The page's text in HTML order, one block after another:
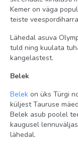
lastebassein:
lapsehoidja
juuksur
spaa-keskus
keemiline puhastus
Kemer on väga
teiste
Lähedal asuva
tuld ning kuulata
kangelastest.
Belek
Belek on üks Türgi
küljest Tauruse
Belek asub poolel
kaugusel
lähedal.